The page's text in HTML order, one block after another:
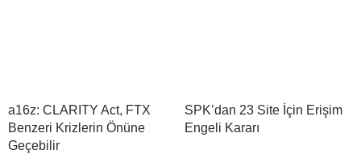
a16z: CLARITY Act, FTX
Benzeri Krizlerin Önüne
Geçebilir
SPK’dan 23 Site İçin Erişim
Engeli Kararı